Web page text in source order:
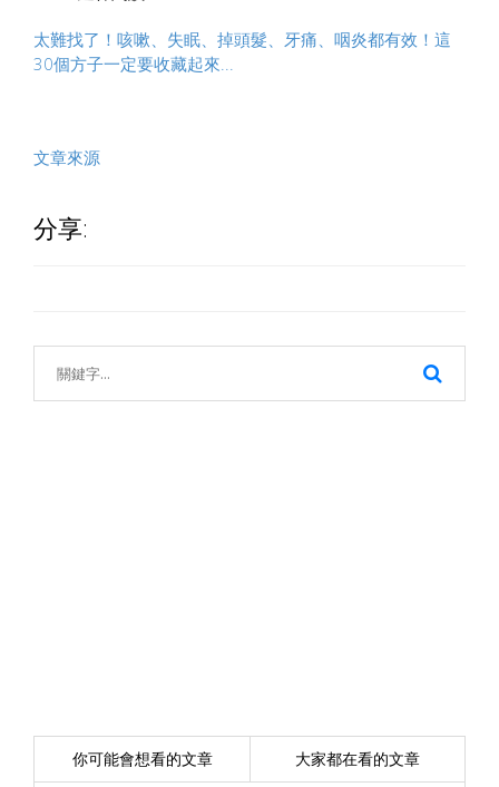
太難找了！咳嗽、失眠、掉頭髮、牙痛、咽炎都有效！這
30個方子一定要收藏起來...
文章來源
分享:
你可能會想看的文章 大家都在看的文章